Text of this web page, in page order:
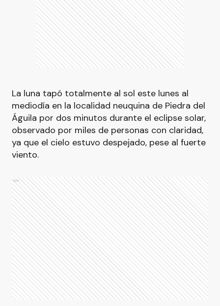
La luna tapó totalmente al sol este lunes al
mediodía en la localidad neuquina de Piedra del
Águila por dos minutos durante el eclipse solar,
observado por miles de personas con claridad,
ya que el cielo estuvo despejado, pese al fuerte
viento.
Ads